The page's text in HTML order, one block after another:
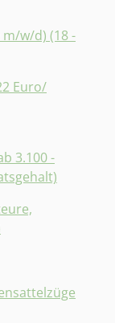
w/d) (18 -
Euro/
3.100 -